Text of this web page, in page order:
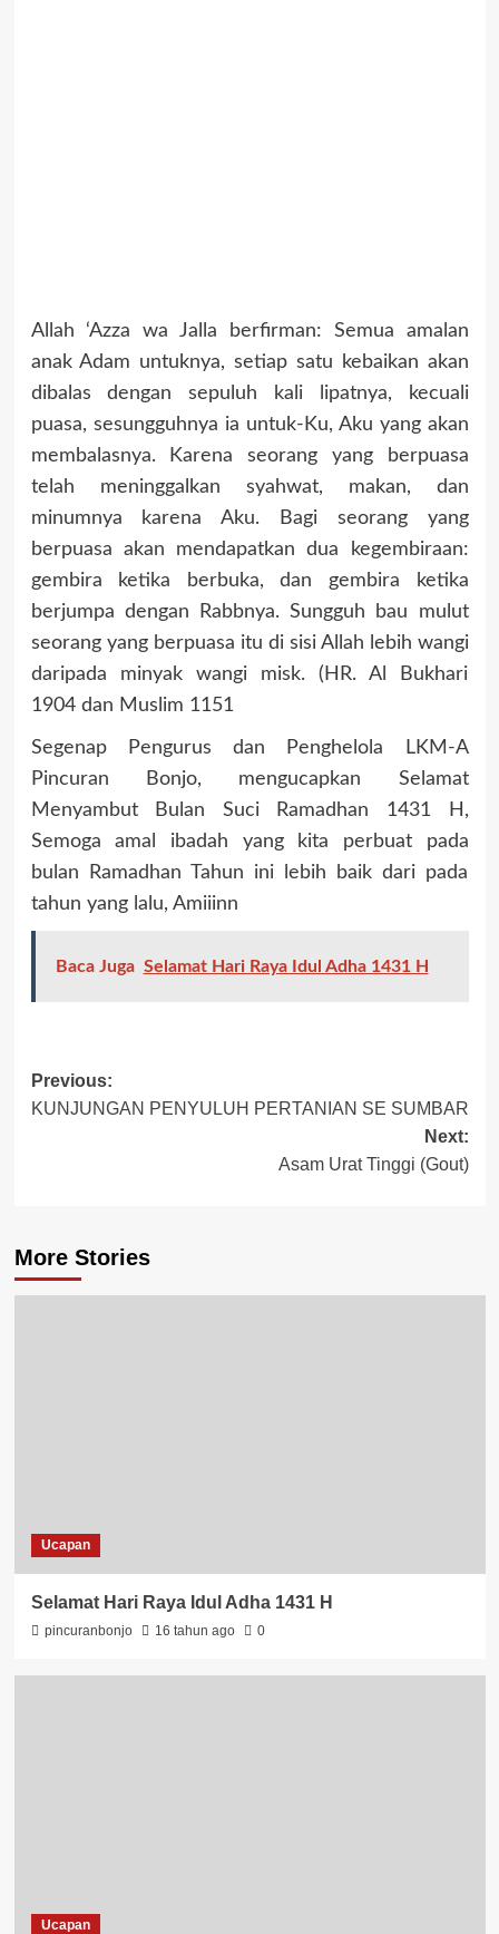
Allah ‘Azza wa Jalla berfirman: Semua amalan
anak Adam untuknya, setiap satu kebaikan akan
dibalas dengan sepuluh kali lipatnya, kecuali
puasa, sesungguhnya ia untuk-Ku, Aku yang akan
membalasnya. Karena seorang yang berpuasa
telah meninggalkan syahwat, makan, dan
minumnya karena Aku. Bagi seorang yang
berpuasa akan mendapatkan dua kegembiraan:
gembira ketika berbuka, dan gembira ketika
berjumpa dengan Rabbnya. Sungguh bau mulut
seorang yang berpuasa itu di sisi Allah lebih wangi
daripada minyak wangi misk. (HR. Al Bukhari
1904 dan Muslim 1151
Segenap Pengurus dan Penghelola LKM-A
Pincuran Bonjo, mengucapkan Selamat
Menyambut Bulan Suci Ramadhan 1431 H,
Semoga amal ibadah yang kita perbuat pada
bulan Ramadhan Tahun ini lebih baik dari pada
tahun yang lalu, Amiiinn
Baca Juga Selamat Hari Raya Idul Adha 1431 H
Previous:
KUNJUNGAN PENYULUH PERTANIAN SE SUMBAR
Next:
Asam Urat Tinggi (Gout)
More Stories
Ucapan
Selamat Hari Raya Idul Adha 1431 H
pincuranbonjo 16 tahun ago 0
Ucapan